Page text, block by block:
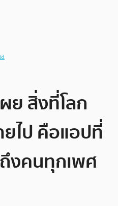
ย สิ่งที่โลก
ไป คือแอปที่
ถึงคนทุกเพศ